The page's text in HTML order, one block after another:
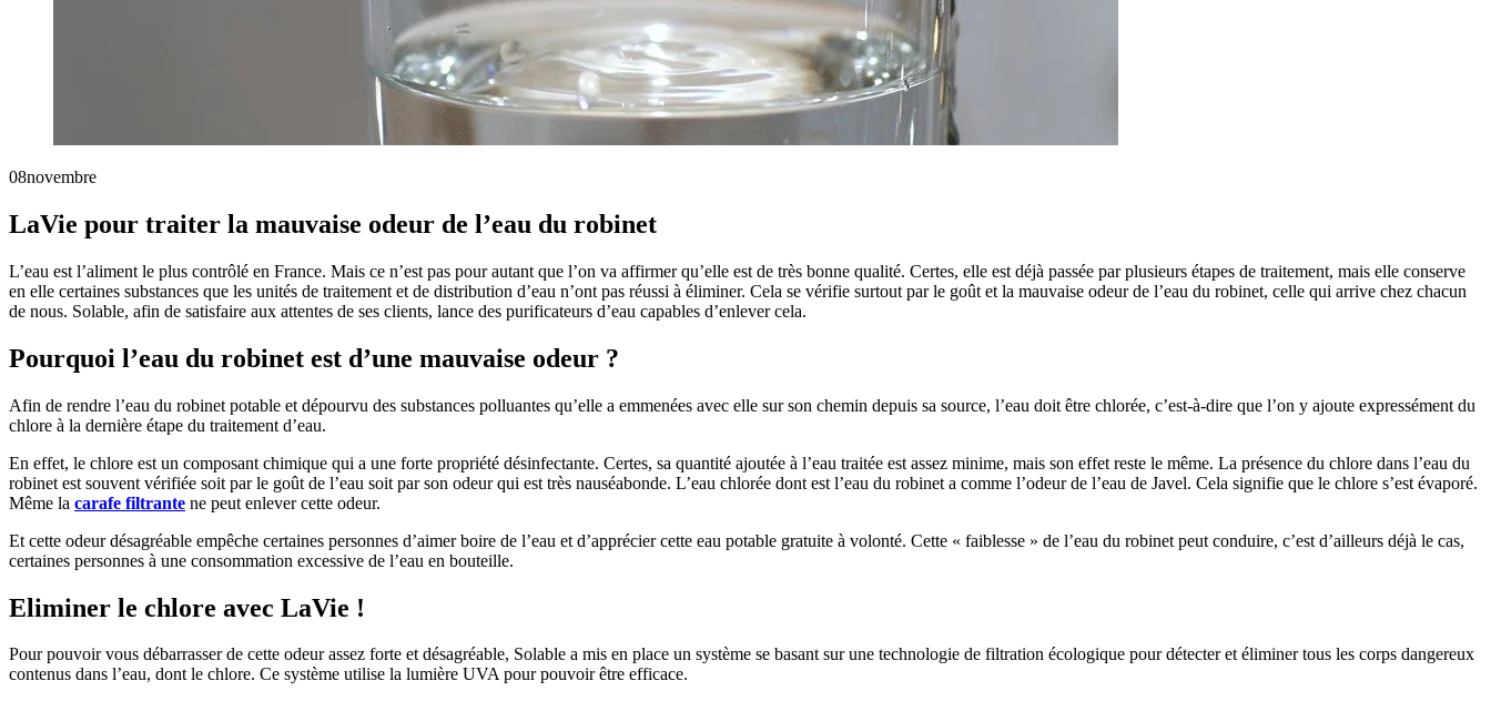
08novembre
LaVie pour traiter la mauvaise odeur de l’eau du robinet
L’eau est l’aliment le plus contrôlé en France. Mais ce n’est pas pour autant que l’on va affirmer qu’elle est de très bonne qualité. Certes, elle est déjà passée par plusieurs étapes de traitement, mais elle conserve
en elle certaines substances que les unités de traitement et de distribution d’eau n’ont pas réussi à éliminer. Cela se vérifie surtout par le goût et la mauvaise odeur de l’eau du robinet, celle qui arrive chez chacun
de nous. Solable, afin de satisfaire aux attentes de ses clients, lance des purificateurs d’eau capables d’enlever cela.
Pourquoi l’eau du robinet est d’une mauvaise odeur ?
Afin de rendre l’eau du robinet potable et dépourvu des substances polluantes qu’elle a emmenées avec elle sur son chemin depuis sa source, l’eau doit être chlorée, c’est-à-dire que l’on y ajoute expressément du
chlore à la dernière étape du traitement d’eau.
En effet, le chlore est un composant chimique qui a une forte propriété désinfectante. Certes, sa quantité ajoutée à l’eau traitée est assez minime, mais son effet reste le même. La présence du chlore dans l’eau du
robinet est souvent vérifiée soit par le goût de l’eau soit par son odeur qui est très nauséabonde. L’eau chlorée dont est l’eau du robinet a comme l’odeur de l’eau de Javel. Cela signifie que le chlore s’est évaporé.
Même la carafe filtrante ne peut enlever cette odeur.
Et cette odeur désagréable empêche certaines personnes d’aimer boire de l’eau et d’apprécier cette eau potable gratuite à volonté. Cette « faiblesse » de l’eau du robinet peut conduire, c’est d’ailleurs déjà le cas,
certaines personnes à une consommation excessive de l’eau en bouteille.
Eliminer le chlore avec LaVie !
Pour pouvoir vous débarrasser de cette odeur assez forte et désagréable, Solable a mis en place un système se basant sur une technologie de filtration écologique pour détecter et éliminer tous les corps dangereux
contenus dans l’eau, dont le chlore. Ce système utilise la lumière UVA pour pouvoir être efficace.